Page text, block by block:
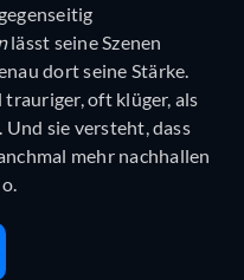
lässt seine Szenen
dort seine Stärke.
trauriger, oft klüger, als
sie versteht, dass
mehr nachhallen